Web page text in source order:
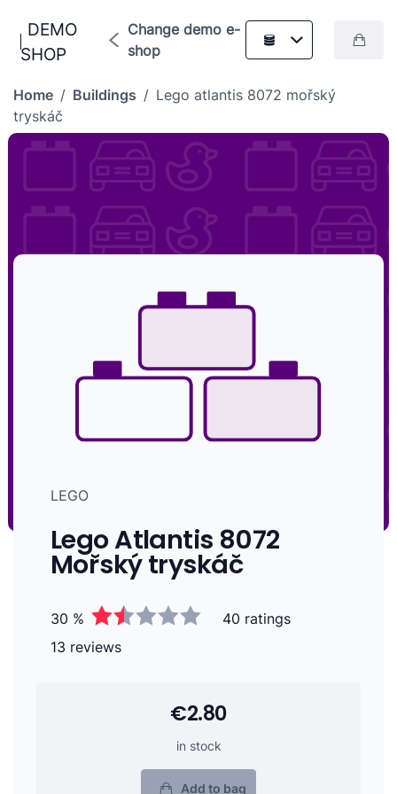
DEMO
SHOP
Change demo e-
shop
Home / Buildings / Lego atlantis 8072 mořský
tryskáč
LEGO
Lego Atlantis 8072
Mořský tryskáč
30 %
40 ratings
13 reviews
€2.80
in stock
Add to bag